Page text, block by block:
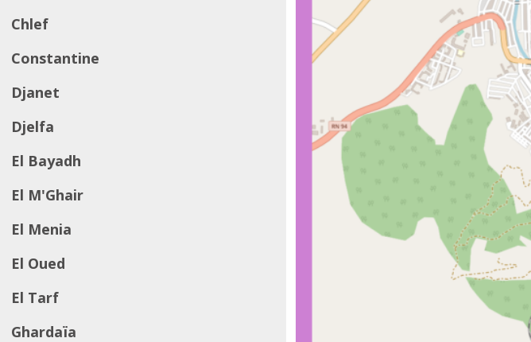
Chlef
Constantine
Djanet
Djelfa
El Bayadh
El M'Ghair
El Menia
El Oued
El Tarf
Ghardaïa